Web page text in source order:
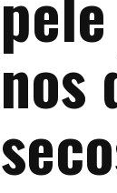
nos